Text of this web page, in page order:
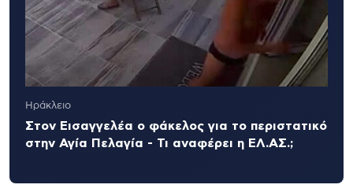
Ηράκλειο
Στον Εισαγγελέα ο φάκελος για το περιστατικό
στην Αγία Πελαγία - Τι αναφέρει η ΕΛ.ΑΣ.;